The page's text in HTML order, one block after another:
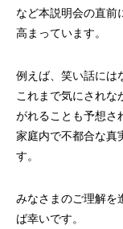
など本説明会の直前
高まっています。
例えば、笑い話には
これまで気にされな
がれることも予想さ
家庭内で不都合な真
す。
みなさまのご理解を
ば幸いです。